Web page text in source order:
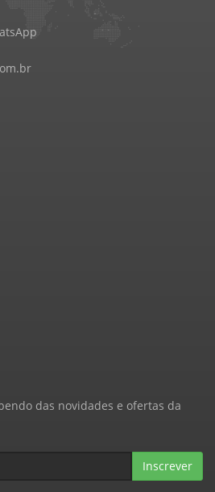
das novidades e ofertas da
Inscrever